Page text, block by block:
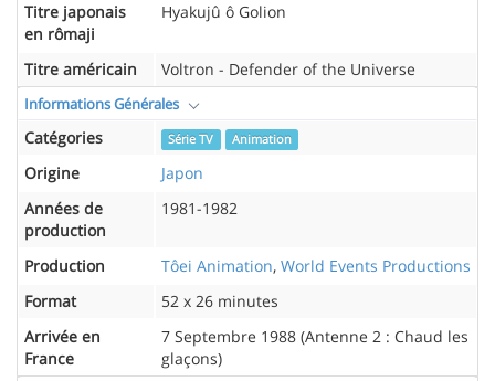
Titre japonais
en rômaji
Hyakujû ô Golion
Titre américain Voltron - Defender of the Universe
Informations Générales
Catégories Série TV Animation
Origine
Japon
Années de
production
1981-1982
Production Tôei Animation, World Events Productions
Format
52 x 26 minutes
Arrivée en
France
7 Septembre 1988 (Antenne 2 : Chaud les
glaçons)